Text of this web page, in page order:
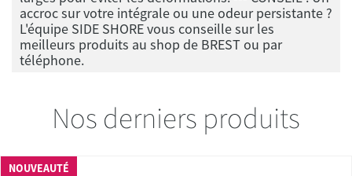
accroc sur votre intégrale ou une odeur persistante ?
L'équipe SIDE SHORE vous conseille sur les
meilleurs produits au shop de BREST ou par
téléphone.
Nos derniers produits
NOUVEAUTÉ